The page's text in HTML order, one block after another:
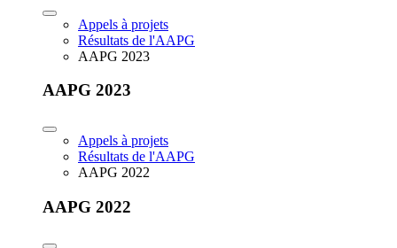
Appels à projets
Résultats de l'AAPG
AAPG 2023
AAPG 2023
Appels à projets
Résultats de l'AAPG
AAPG 2022
AAPG 2022